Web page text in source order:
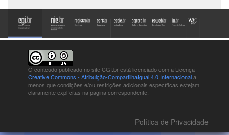
O conteúdo publicado no site CGI.br está licenciado com a Licença
Creative Commons - Atribuição-CompartilhaIgual 4.0 Internacionala
menos que condições e/ou restrições adicionais específicas estejam
claramente explícitas na página correspondente.
Política de Privacidade